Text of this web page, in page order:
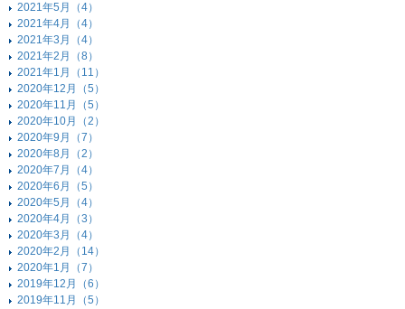
2021年5月（4）
2021年4月（4）
2021年3月（4）
2021年2月（8）
2021年1月（11）
2020年12月（5）
2020年11月（5）
2020年10月（2）
2020年9月（7）
2020年8月（2）
2020年7月（4）
2020年6月（5）
2020年5月（4）
2020年4月（3）
2020年3月（4）
2020年2月（14）
2020年1月（7）
2019年12月（6）
2019年11月（5）